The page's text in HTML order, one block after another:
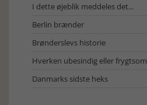
I dette øjeblik meddeles det...
Berlin brænder
Brønderslevs historie
Hverken ubesindig eller frygtsom
Danmarks sidste heks